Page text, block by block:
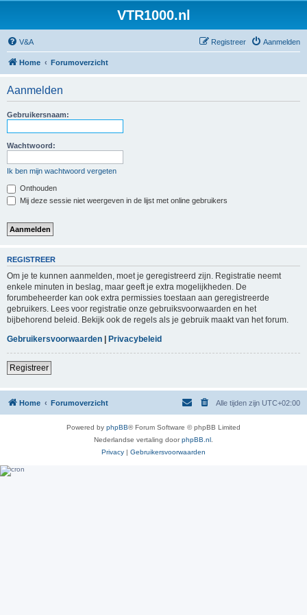
VTR1000.nl
V&A Aanmelden
Registreer
Home Forumoverzicht
Aanmelden
Gebruikersnaam:
Wachtwoord:
Ik ben mijn wachtwoord vergeten
Onthouden
Mij deze sessie niet weergeven in de lijst met online gebruikers
REGISTREER
Om je te kunnen aanmelden, moet je geregistreerd zijn. Registratie neemt
enkele minuten in beslag, maar geeft je extra mogelijkheden. De
forumbeheerder kan ook extra permissies toestaan aan geregistreerde
gebruikers. Lees voor registratie onze gebruiksvoorwaarden en het
bijbehorend beleid. Bekijk ook de regels als je gebruik maakt van het forum.
Gebruikersvoorwaarden | Privacybeleid
Registreer
Home Forumoverzicht Alle tijden zijn UTC+02:00
Powered by phpBB® Forum Software © phpBB Limited
Nederlandse vertaling doorphpBB.nl
Privacy | Gebruikersvoorwaarden